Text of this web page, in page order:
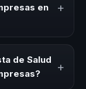
esta
en
+
del evento.
sin
adaptada a
de Salud
+